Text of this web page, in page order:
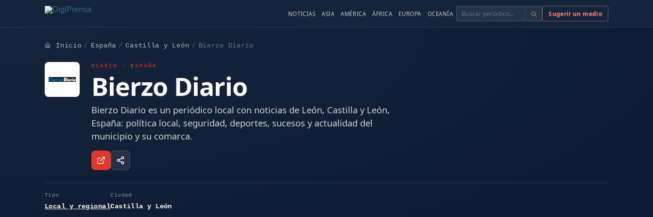
NOTICIAS ASIA AMÉRICA ÁFRICA EUROPA OCEANÍA Buscar Sugerir un medio
Inicio España Castilla y León Bierzo Diario
DIARIO · ESPAÑA
Bierzo Diario
Bierzo Diario es un periódico local con noticias de León, Castilla y León,
España: política local, seguridad, deportes, sucesos y actualidad del
municipio y su comarca.
Tipo
Local y regional
Ciudad
Castilla y León